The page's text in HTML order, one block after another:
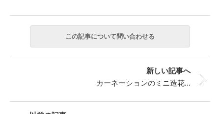
新しい記事へ
カーネーションのミニ造花...